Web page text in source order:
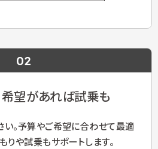
02
望があれば試乗も
い。予算やご希望に合わせて最適
りや試乗もサポートします。